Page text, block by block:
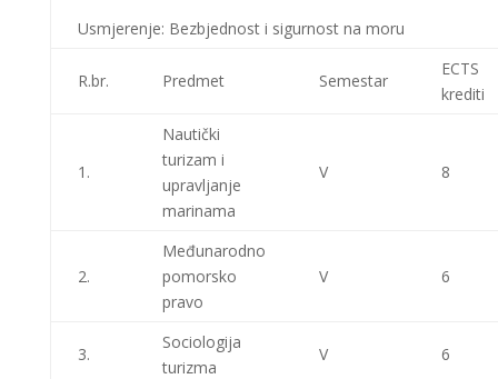
Usmjerenje: Bezbjednost i sigurnost na moru
R.br. Predmet Semestar
ECTS
krediti
1.
Nautički
turizam i
upravljanje
marinama
V 8
2.
Međunarodno
pomorsko
pravo
V 6
3.
Sociologija
turizma
V 6